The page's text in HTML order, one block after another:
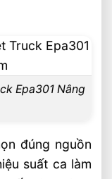
Epa301 Nâng
đúng nguồn
suất ca làm